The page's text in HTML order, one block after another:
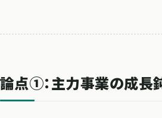
論点①：主力事業の成長